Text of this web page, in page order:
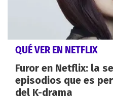
QUÉ VER EN NETFLIX
Furor en Netflix: la
episodios que es
del K-drama